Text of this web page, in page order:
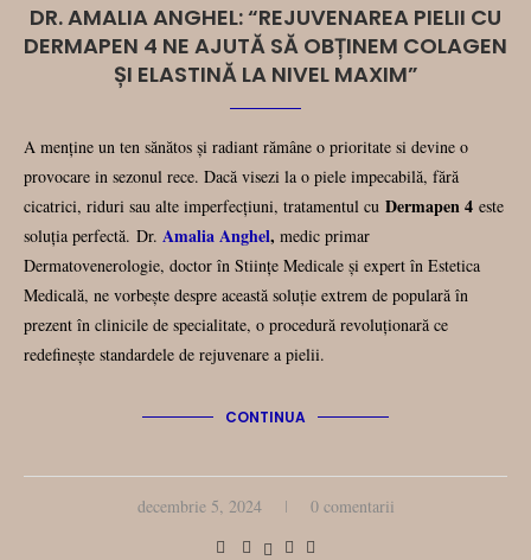
DR. AMALIA ANGHEL: “REJUVENAREA PIELII CU
DERMAPEN 4 NE AJUTĂ SĂ OBȚINEM COLAGEN
ȘI ELASTINĂ LA NIVEL MAXIM”
A menține un ten sănătos și radiant rămâne o prioritate si devine o
provocare in sezonul rece. Dacă visezi la o piele impecabilă, fără
cicatrici, riduri sau alte imperfecțiuni, tratamentul cu Dermapen 4 este
soluția perfectă. Dr. Amalia Anghel, medic primar
Dermatovenerologie, doctor în Stiințe Medicale și expert în Estetica
Medicală, ne vorbește despre această soluție extrem de populară în
prezent în clinicile de specialitate, o procedură revoluționară ce
redefinește standardele de rejuvenare a pielii.
CONTINUA
decembrie 5, 2024 0 comentarii